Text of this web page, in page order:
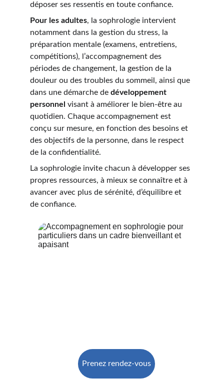
déposer ses ressentis en toute confiance.
Pour les adultes, la sophrologie intervient
notamment dans la gestion du stress, la
préparation mentale (examens, entretiens,
compétitions), l’accompagnement des
périodes de changement, la gestion de la
douleur ou des troubles du sommeil, ainsi que
dans une démarche de développement
personnel visant à améliorer le bien-être au
quotidien. Chaque accompagnement est
conçu sur mesure, en fonction des besoins et
des objectifs de la personne, dans le respect
de la confidentialité.
La sophrologie invite chacun à développer ses
propres ressources, à mieux se connaître et à
avancer avec plus de sérénité, d’équilibre et
de confiance.
Prenez rendez-vous